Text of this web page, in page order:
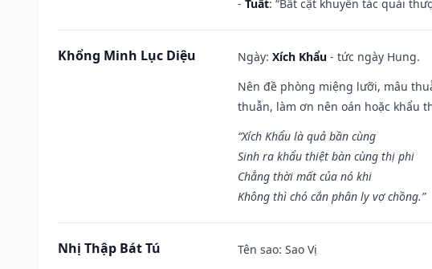
- Tuất: “Bất cật khuyển tác quái
Khổng Minh Lục Diệu Ngày: Xích Khẩu - tức ngày Hung.
Nên đề phòng miệng lưỡi, mâu
thuẫn, làm ơn nên oán hoặc khẩu
“Xích Khẩu là quả bần cùng
Sinh ra khẩu thiệt bàn cùng thị phi
Chẳng thời mất của nó khi
Không thì chó cắn phân ly vợ chồng.”
Nhị Thập Bát Tú Tên sao: Sao Vị